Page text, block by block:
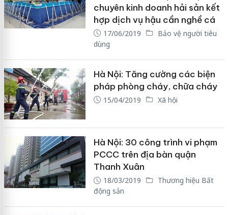
chuyên kinh doanh hải sản kết
hợp dịch vụ hậu cần nghề cá
17/06/2019
Bảo vệ người tiêu
dùng
Hà Nội: Tăng cường các biện
pháp phòng cháy, chữa cháy
15/04/2019 Xã hội
Hà Nội: 30 công trình vi phạm
PCCC trên địa bàn quận
Thanh Xuân
18/03/2019
Thương hiệu Bất
động sản